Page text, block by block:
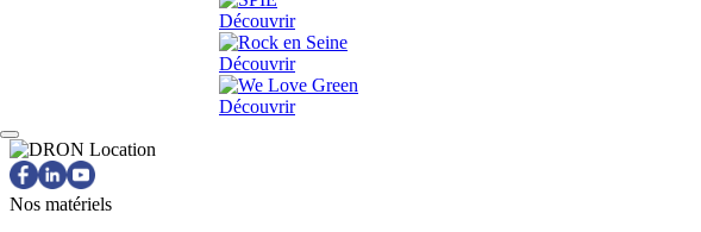
Découvrir
Découvrir
Découvrir
Nos matériels